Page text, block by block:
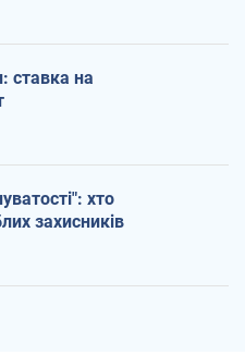
ставка на
хто
захисників